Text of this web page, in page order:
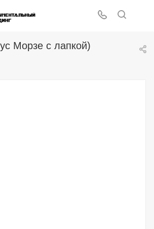
Морзе с лапкой)